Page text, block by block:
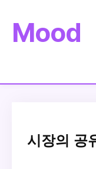
Mood
시장의 공